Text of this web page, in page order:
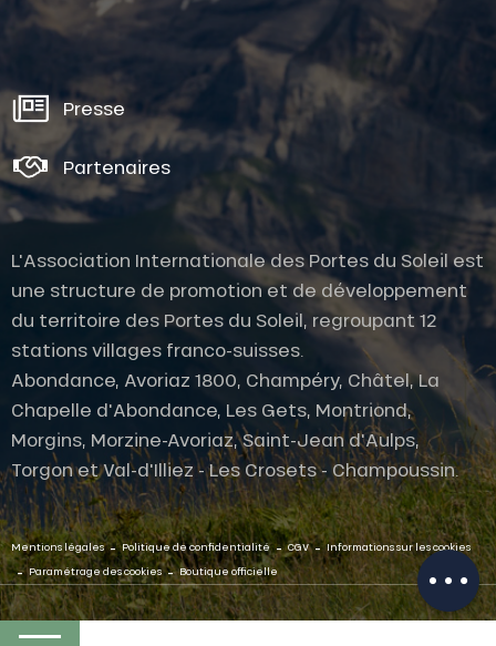
Description
Prestations
Ouvertures
Presse
Partenaires
L'Association Internationale des Portes du Soleil est
une structure de promotion et de développement
du territoire des Portes du Soleil, regroupant 12
stations villages franco-suisses.
Abondance, Avoriaz 1800, Champéry, Châtel, La
Chapelle d'Abondance, Les Gets, Montriond,
Morgins, Morzine-Avoriaz, Saint-Jean d'Aulps,
Torgon et Val-d'Illiez - Les Crosets - Champoussin.
Mentions légales - Politique de confidentialité - CGV - Informations sur les cookies
- Paramétrage des cookies - Boutique officielle